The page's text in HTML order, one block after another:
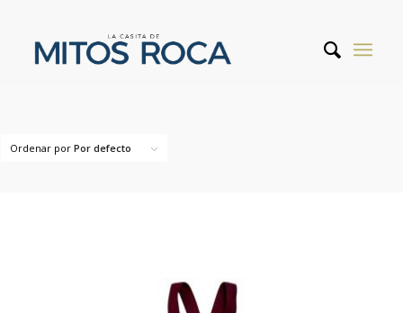
Ordenar por Por defecto